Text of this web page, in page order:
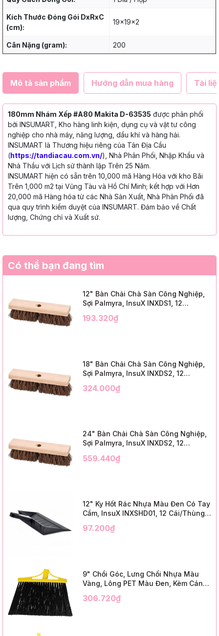
Kích Thước Đóng Gói DxRxC
(cm):
19x19x2
Cân Nặng (gram): 200
Mô tả sản phẩm Hướng dẫn mua hàng Tài
180mm Nhám Xếp #A80 Makita D-63535 được phân phối
bởi INSUMART, Kho hàng linh kiện, dụng cụ và vật tư công
nghiệp cho nhà máy, năng lượng, dầu khí và hàng hải.
INSUMART là Thương hiệu riêng của Tân Địa Cầu
(https://tandiacau.com.vn/), Nhà Phân Phối, Nhập Khẩu và
Nhà Thầu với Lịch sử thành lập Trên 25 Năm.
INSUMART hiện có sẵn trên 10,000 mã Hàng Hóa với kho Bãi
Trên 1,000 m2 tại Vũng Tàu và Hồ Chí Minh; kết hợp với Hơn
20,000 mã Hàng hóa từ các Nhà Sản Xuất, Nhà Phân Phối đã
qua quy trình kiểm duyệt của INSUMART. Đảm bảo về Chất
lượng, Chứng chỉ và Xuất sứ.
Có thể bạn đang tìm
12" Bàn Chải Chà Sàn Công Nghiệp,
Sợi Palmyra, InsuX INXDS1, 12
Trim)
193.320₫
18" Bàn Chải Chà Sàn Công Nghiệp,
Sợi Palmyra, InsuX INXDS2, 12
Trim)
324.000₫
24" Bàn Chải Chà Sàn Công Nghiệp,
Sợi Palmyra, InsuX INXDS2, 12
3" Trim)
559.440₫
12" Ky Hốt Rác Nhựa Màu Đen Có Tay
Cầm, InsuX INXSHD01, 12 Cái/Thùng,
Black Plastic)
97.200₫
9" Chổi Góc, Lưng Chổi Nhựa Màu
Vàng, Lông PET Màu Đen, Kèm Cán
12 Bộ/Thùng (9" Angle Broom, Yellow
306.720₫